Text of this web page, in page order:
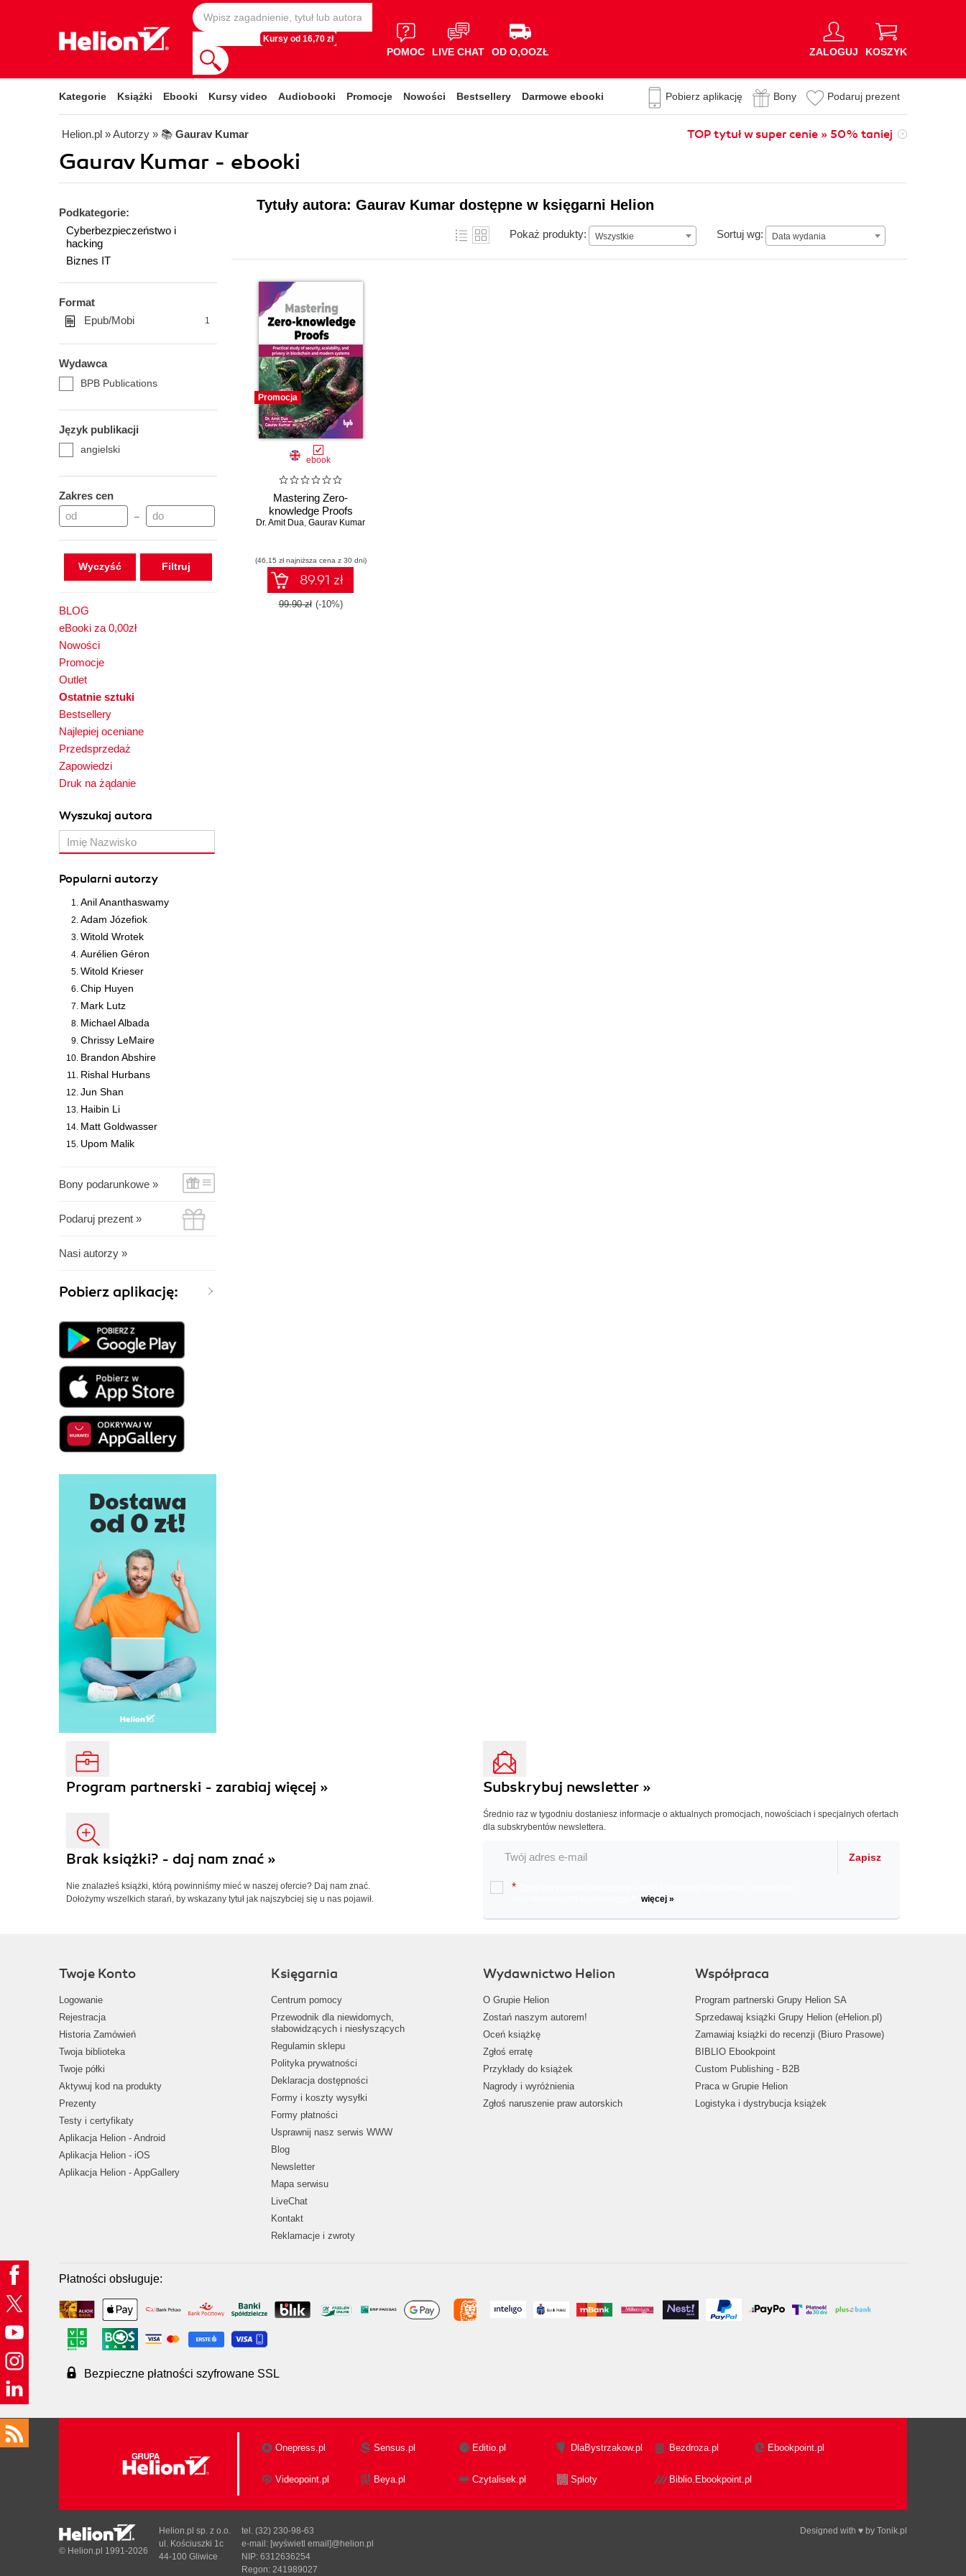
Kursy od 16,70 zł
POMOC LIVE CHAT OD O,OOZŁ ZALOGUJ KOSZYK
Kategorie Książki Ebooki Kursy video Audiobooki Promocje Nowości Bestsellery Darmowe ebooki Pobierz aplikację Bony Podaruj prezent
Helion.pl » Autorzy » 📚 Gaurav Kumar TOP tytuł w super cenie » 50% taniej
Gaurav Kumar - ebooki
Podkategorie:
Cyberbezpieczeństwo i
hacking
Biznes IT
Format
Epub/Mobi
1
Wydawca
BPB Publications
Język publikacji
angielski
Zakres cen
–
Wyczyść
BLOG
eBooki za 0,00zł
Nowości
Promocje
Outlet
Ostatnie sztuki
Bestsellery
Najlepiej oceniane
Przedsprzedaż
Zapowiedzi
Druk na żądanie
Wyszukaj autora
Popularni autorzy
Anil Ananthaswamy
Adam Józefiok
Witold Wrotek
Aurélien Géron
Witold Krieser
Chip Huyen
Mark Lutz
Michael Albada
Chrissy LeMaire
Brandon Abshire
Rishal Hurbans
Jun Shan
Haibin Li
Matt Goldwasser
Upom Malik
Bony podarunkowe »
Podaruj prezent »
Nasi autorzy »
Pobierz aplikację:
Tytuły autora: Gaurav Kumar dostępne w księgarni Helion
Pokaż produkty: Wszystkie Sortuj wg: Data wydania
Data wydania
Promocja
ebook
Mastering Zero-
knowledge Proofs
Dr. Amit Dua, Gaurav Kumar
(46,15 zł najniższa cena z 30 dni)
89.91 zł
99.90 zł (-10%)
Program partnerski - zarabiaj więcej »
Brak książki? - daj nam znać »
Nie znalazłeś książki, którą powinniśmy mieć w naszej ofercie? Daj nam znać.
Dołożymy wszelkich starań, by wskazany tytuł jak najszybciej się u nas pojawił.
Subskrybuj newsletter »
Średnio raz w tygodniu dostaniesz informacje o aktualnych promocjach, nowościach i specjalnych ofertach
dla subskrybentów newslettera.
Zapisz
*
więcej »
Twoje Konto
Logowanie
Rejestracja
Historia Zamówień
Twoja biblioteka
Twoje półki
Aktywuj kod na produkty
Prezenty
Testy i certyfikaty
Aplikacja Helion - Android
Aplikacja Helion - iOS
Aplikacja Helion - AppGallery
Księgarnia
Centrum pomocy
Przewodnik dla niewidomych,
słabowidzących i niesłyszących
Regulamin sklepu
Polityka prywatności
Deklaracja dostępności
Formy i koszty wysyłki
Formy płatności
Usprawnij nasz serwis WWW
Blog
Newsletter
Mapa serwisu
LiveChat
Kontakt
Reklamacje i zwroty
Wydawnictwo Helion
O Grupie Helion
Zostań naszym autorem!
Oceń książkę
Zgłoś erratę
Przykłady do książek
Nagrody i wyróżnienia
Zgłoś naruszenie praw autorskich
Współpraca
Program partnerski Grupy Helion SA
Sprzedawaj książki Grupy Helion (eHelion.pl)
Zamawiaj książki do recenzji (Biuro Prasowe)
BIBLIO Ebookpoint
Custom Publishing - B2B
Praca w Grupie Helion
Logistyka i dystrybucja książek
Płatności obsługuje:
Bezpieczne płatności szyfrowane SSL
Onepress.pl Sensus.pl Editio.pl DlaBystrzakow.pl Bezdroza.pl Ebookpoint.pl
Videopoint.pl Beya.pl Czytalisek.pl Sploty Biblio.Ebookpoint.pl
Designed with ♥ by Tonik.pl
© Helion.pl 1991-2026
Helion.pl sp. z o.o.
ul. Kościuszki 1c
44-100 Gliwice
tel. (32) 230-98-63
e-mail: [wyświetl email]@helion.pl
NIP: 6312636254
Regon: 241989027